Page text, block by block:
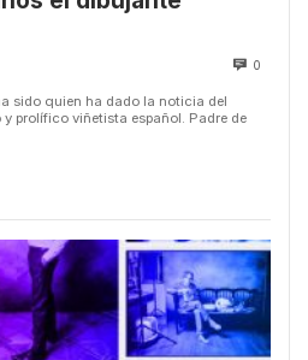
0
sido quien ha dado la noticia del
prolífico viñetista español. Padre de